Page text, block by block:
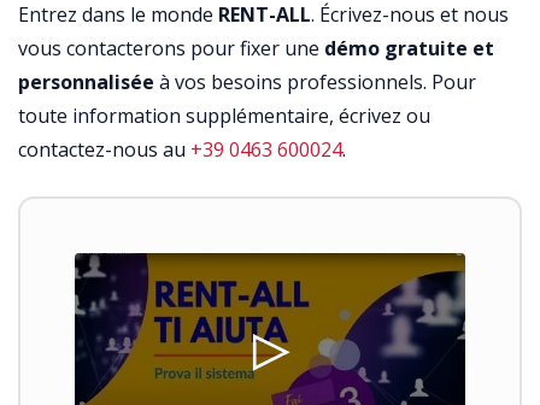
Entrez dans le monde RENT-ALL. Écrivez-nous et nous
vous contacterons pour fixer une démo gratuite et
personnalisée à vos besoins professionnels. Pour
toute information supplémentaire, écrivez ou
contactez-nous au +39 0463 600024.